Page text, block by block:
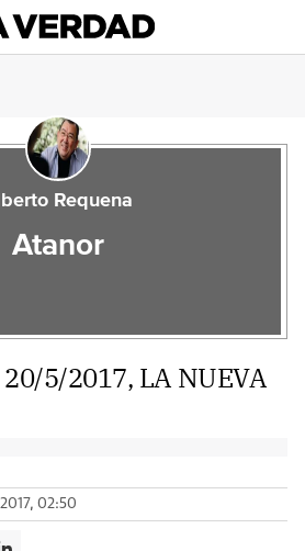
Requena
Atanor
20/5/2017, LA NUEVA
02:50